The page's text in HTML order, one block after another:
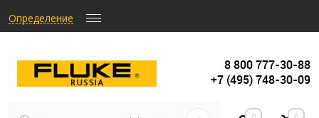
Определение
8 800 777-30-88
+7 (495) 748-30-09